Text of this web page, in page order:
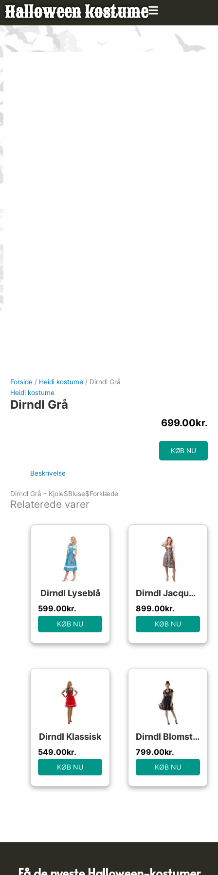
Gå
indholdet
Halloween kostume
Forside / Heidi kostume / Dirndl Grå
Heidi kostume
Dirndl Grå
699.00kr.
KØB NU
Beskrivelse
Dirndl Grå – Kjole$Bluse$Forklæde
Relaterede varer
Dirndl Lyseblå
599.00kr.
KØB NU
Dirndl Jacquard Blå/Champagne
899.00kr.
KØB NU
Dirndl Klassisk
549.00kr.
KØB NU
Dirndl Blomstret Sort
799.00kr.
KØB NU